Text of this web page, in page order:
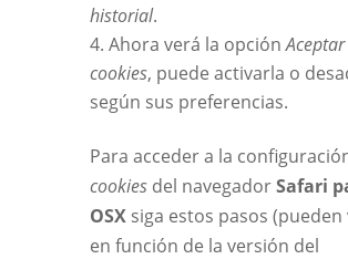
historial.
Ahora verá la opciónAceptar
cookies, puede activarla o
según sus preferencias.
Para acceder a la
cookiesdel navegadorSafari
OSXsiga estos pasos (pueden
en función de la versión del